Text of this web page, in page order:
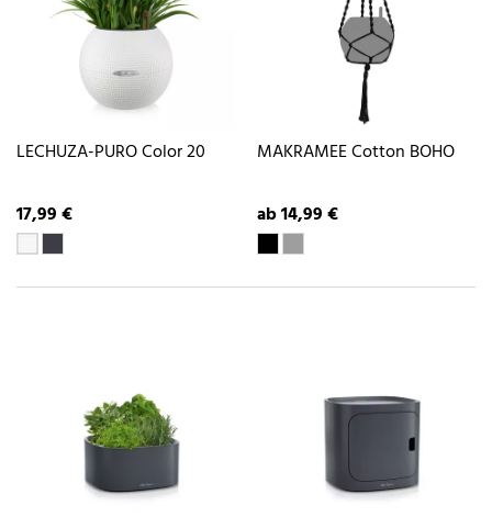
LECHUZA-PURO Color 20
17,99 €
MAKRAMEE Cotton BOHO
ab 14,99 €